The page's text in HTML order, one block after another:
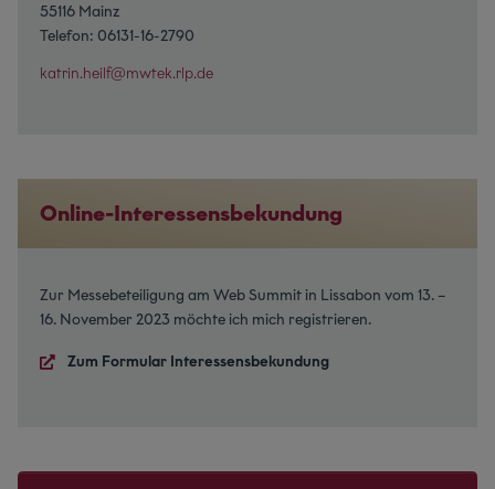
55116 Mainz
Telefon: 06131-16-2790
katrin.heilf@mwtek.rlp.de
Online-Interessensbekundung
Zur Messebeteiligung am Web Summit in Lissabon vom 13. –
16. November 2023 möchte ich mich registrieren.
Zum Formular Interessensbekundung